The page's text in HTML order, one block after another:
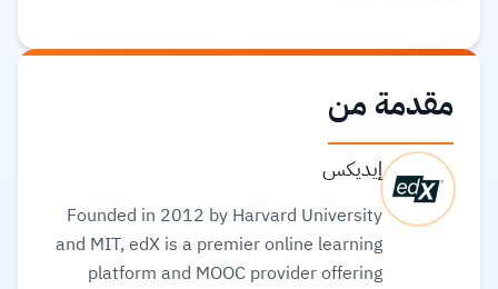
مقدمة من
إيديكس
Founded in 2012 by Harvard University
and MIT, edX is a premier online learning
platform and MOOC provider offering